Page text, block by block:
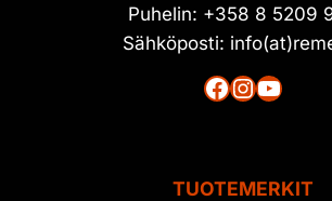
Puhelin: +358 8 5209
Sähköposti:
Facebook
TUOTEMERKIT